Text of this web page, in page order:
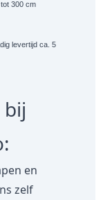
300 cm
levertijd ca. 5
en
zelf